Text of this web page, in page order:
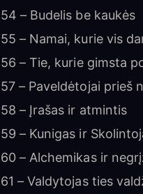
54 – Budelis be kaukės
55 – Namai, kurie vis
56 – Tie, kurie gimsta
57 – Paveldėtojai prieš
58 – Įrašas ir atmintis
59 – Kunigas ir
60 – Alchemikas ir
61 – Valdytojas ties